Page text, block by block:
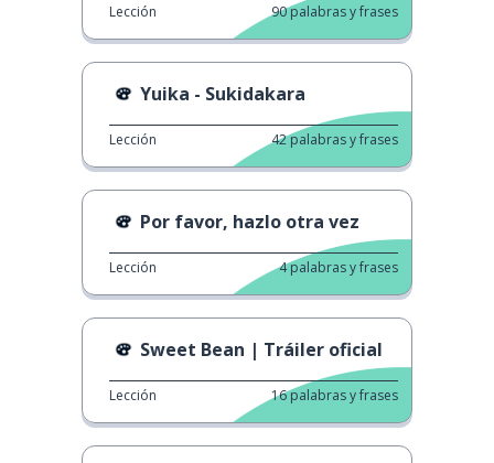
Lección 90palabras y frases
Yuika - Sukidakara
Lección 42palabras y frases
Por favor, hazlo otra vez
Lección 4palabras y frases
Sweet Bean | Tráiler oficial
Lección 16palabras y frases